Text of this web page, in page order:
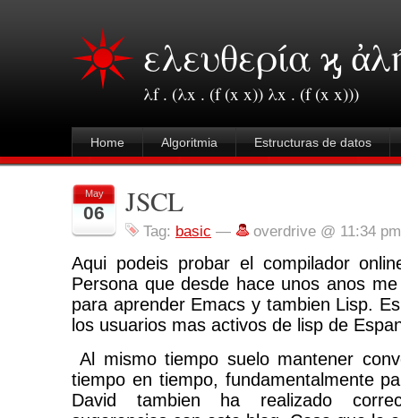
ελευθερία ϗ
λf . (λx . (f (x x)) λx . (f (x x)))
Home Algoritmia Estructuras de datos
May
06 JSCL
Tag: basic — overdrive @ 11:34 pm
Aqui podeis probar el compilador
Persona que desde hace unos anos
para aprender Emacs y tambien Lisp.
los usuarios mas activos de lisp de
Al mismo tiempo suelo mantener
tiempo en tiempo, fundamentalmente
David tambien ha realizado